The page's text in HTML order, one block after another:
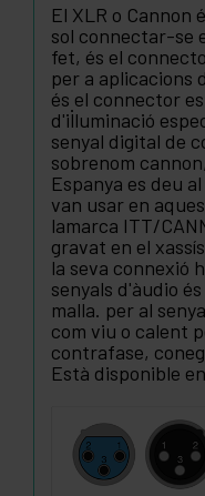
El XLR o Cannon
sol connectar-se
fet, és el
per a aplicacions
és el connector
d'il·luminació
senyal digital de
sobrenom
Espanya es deu
van usar en
lamarca ITT/
gravat en el
la seva connexió
senyals d'àudio
malla. per al
com viu o calent
contrafase,
Està disponible